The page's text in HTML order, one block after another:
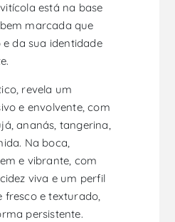
está na base
marcada que
da sua identidade
revela um
e envolvente, com
ananás, tangerina,
Na boca,
e vibrante, com
viva e um perfil
fresco e texturado,
persistente.